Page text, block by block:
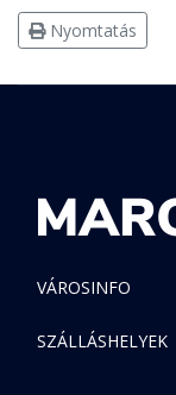
Nyomtatás
VÁROSINFO
SZÁLLÁSHELYEK